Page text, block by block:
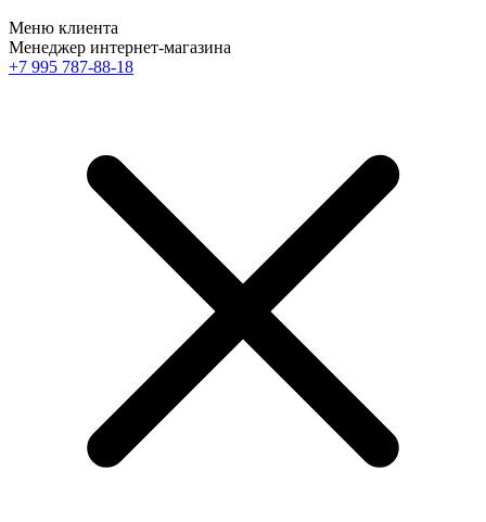
Меню клиента
Менеджер интернет-магазина
+7 995 787-88-18